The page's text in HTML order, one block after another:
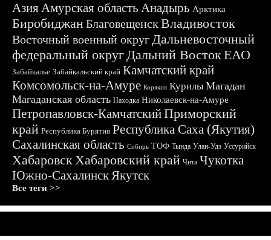
АзияАмурская область Анадырь Арктика
БиробиджанБлаговещенскВладивосток
Восточный военный округДальневосточный
федеральный округДальний ВостокЕАО
Забайкалье Забайкальский край Камчатский край
Комсомольск-на-Амуре Корякия Курилы Магадан
Магаданская область Находка Николаевск-на-Амуре
Петропавловск-КамчатскийПриморский
край Республика Бурятия Республика Саха (Якутия)
Сахалинская область Сибирь ТОФ Тында Улан-Удэ Уссурийск
ХабаровскХабаровский край Чита Чукотка
Южно-СахалинскЯкутск
Все теги >>